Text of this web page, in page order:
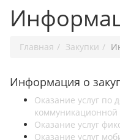
Главная Закупки
Информация о
Оказание услуг по
коммуникационной
Оказание услуг
Оказание услуг